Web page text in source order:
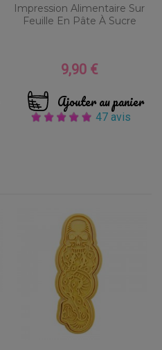
Impression Alimentaire Sur
Feuille En Pâte À Sucre
Prix
9,90 €
Ajouter au panier
47 avis